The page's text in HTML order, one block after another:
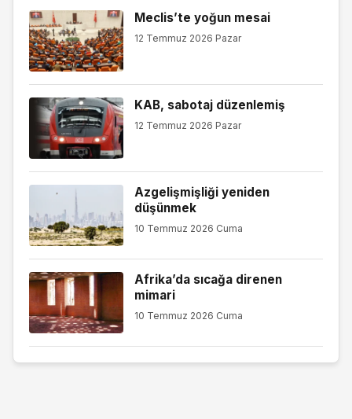
Meclis’te yoğun mesai
12 Temmuz 2026 Pazar
KAB, sabotaj düzenlemiş
12 Temmuz 2026 Pazar
Azgelişmişliği yeniden
düşünmek
10 Temmuz 2026 Cuma
Afrika’da sıcağa direnen
mimari
10 Temmuz 2026 Cuma